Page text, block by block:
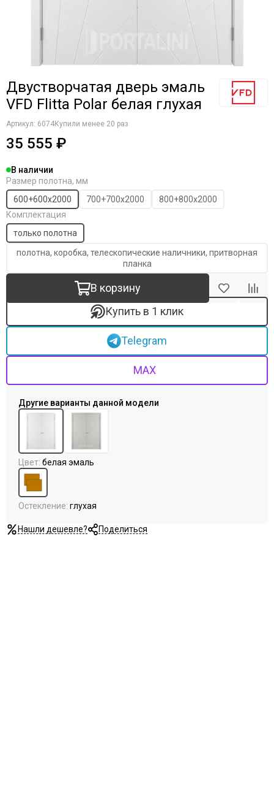
Двустворчатая дверь эмаль
VFD Flitta Polar белая глухая
Артикул: 6074Купили менее 20 раз
35 555 ₽
В наличии
Размер полотна, мм
600+600х2000
700+700х2000
800+800х2000
Комплектация
только полотна
полотна, коробка, телескопические наличники, притворная
планка
В корзину
Купить в 1 клик
Telegram
MAX
Цвет: белая эмаль
Остекление: глухая
Нашли дешевле? Поделиться